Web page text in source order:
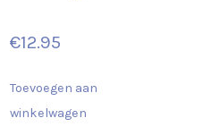
€12.95
Toevoegen aan
winkelwagen